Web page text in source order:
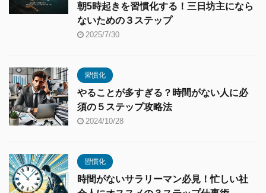
朝5時起きを習慣化する！三日坊主になら
ないための３ステップ
2025/7/30
習慣化
やることが多すぎる？時間がない人に必
須の５ステップ攻略法
2024/10/28
習慣化
時間がないサラリーマン必見！忙しい社